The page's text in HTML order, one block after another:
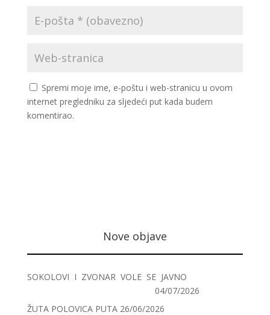
Spremi moje ime, e-poštu i web-stranicu u ovom
internet pregledniku za sljedeći put kada budem
komentirao.
Nove objave
SOKOLOVI I ZVONAR VOLE SE JAVNO
04/07/2026
ŽUTA POLOVICA PUTA 26/06/2026